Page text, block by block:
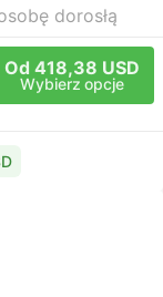
dorosłą
Od 418,38 USD
Wybierz opcje